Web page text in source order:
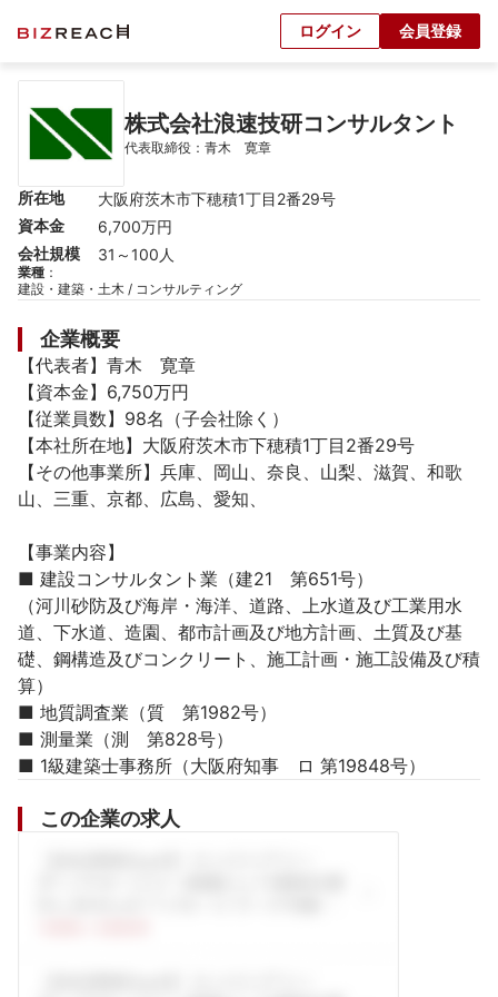
ログイン 会員登録
株式会社浪速技研コンサルタント
代表取締役：青木　寛章
所在地
大阪府茨木市下穂積1丁目2番29号
資本金
6,700万円
会社規模
31～100人
業種 ：
建設・建築・土木 / コンサルティング
企業概要
【代表者】青木　寛章
【資本金】6,750万円
【従業員数】98名（子会社除く）
【本社所在地】大阪府茨木市下穂積1丁目2番29号
【その他事業所】兵庫、岡山、奈良、山梨、滋賀、和歌
山、三重、京都、広島、愛知、
【事業内容】
■ 建設コンサルタント業（建21　第651号）
（河川砂防及び海岸・海洋、道路、上水道及び工業用水
道、下水道、造園、都市計画及び地方計画、土質及び基
礎、鋼構造及びコンクリート、施工計画・施工設備及び積
算）
■ 地質調査業（質　第1982号）
■ 測量業（測　第828号）
■ 1級建築士事務所（大阪府知事　ロ 第19848号）
この企業の求人